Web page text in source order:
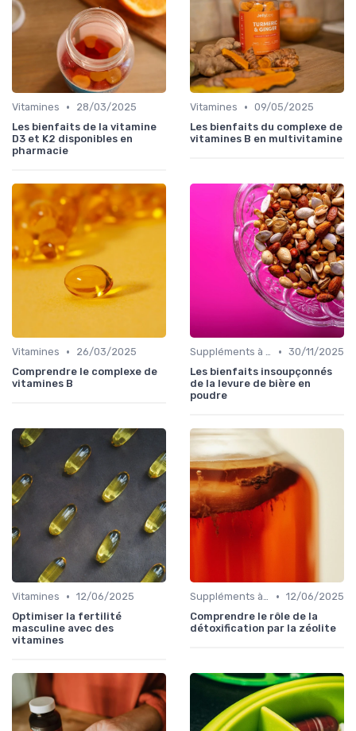
Vitamines •
28/03/2025
Les bienfaits de la vitamine
D3 et K2 disponibles en
pharmacie
Vitamines • 09/05/2025
Les bienfaits du complexe de
vitamines B en multivitamine
Vitamines •
26/03/2025
Comprendre le complexe de
vitamines B
Suppléments à base de plantes • 30/11/2025
Les bienfaits insoupçonnés
de la levure de bière en
poudre
Vitamines • 12/06/2025
Optimiser la fertilité
masculine avec des
vitamines
Suppléments à base de plantes • 12/06/2025
Comprendre le rôle de la
détoxification par la zéolite